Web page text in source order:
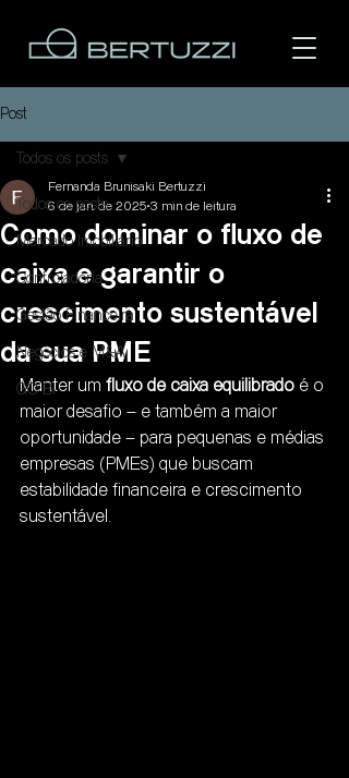
Área do cliente
Post
Todos os posts
Mercado Imobiliário
Controladoria
Gestão Financeira
Negócios e M&A
GO BI
Todos os posts
Como dominar o fluxo de
caixa e garantir o
crescimento sustentável
da sua PME
Fernanda Brunisaki Bertuzzi
6 de jan. de 2025 3 min de leitura
Manter um fluxo de caixa equilibrado é o
maior desafio – e também a maior
oportunidade – para pequenas e médias
empresas (PMEs) que buscam
estabilidade financeira e crescimento
sustentável.